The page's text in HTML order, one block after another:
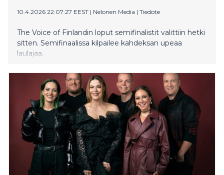
10.4.2026 22:07:27 EEST | Nelonen Media | Tiedote
The Voice of Finlandin loput semifinalistit valittiin hetki
sitten. Semifinaalissa kilpailee kahdeksan upeaa
laulajaa.